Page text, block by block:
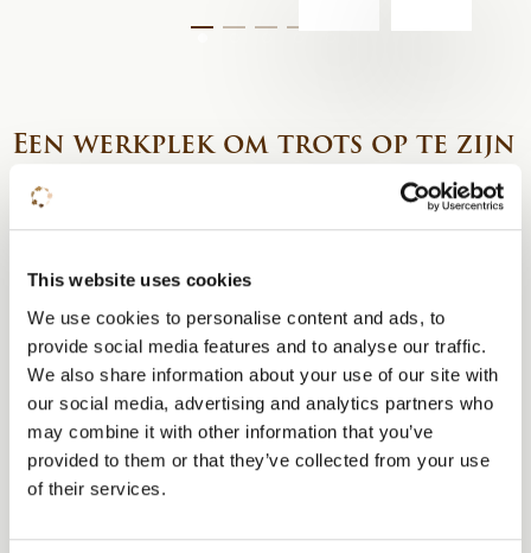
This website uses cookies
We use cookies to personalise content and ads, to
provide social media features and to analyse our traffic.
We also share information about your use of our site with
our social media, advertising and analytics partners who
may combine it with other information that you’ve
provided to them or that they’ve collected from your use
of their services.
Een werkplek om trots op te zijn
“De locatie en geschiedenis van Kontakt der
Kontinenten is echt uniek,” vertelt Kim trots. “Van de
mogelijk. Het is een plek waar je graag werkt en die je
met trots aan gasten laat zien. Ik zou hier zelf ook een
evenement willen organiseren.”
Groei en ontwikkeling
Kontinenten heeft gekregen om zich te ontwikkelen. “Ik